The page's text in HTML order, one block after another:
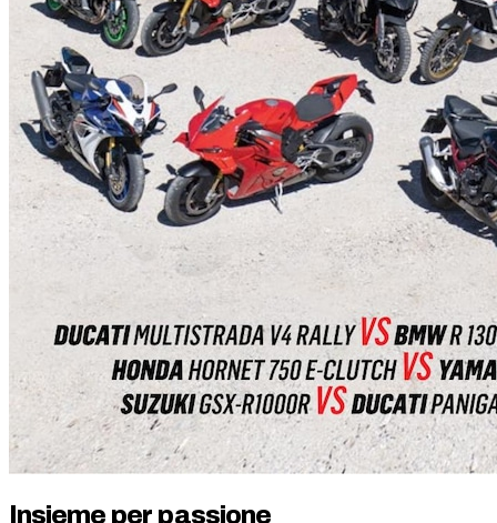
Insieme per passione